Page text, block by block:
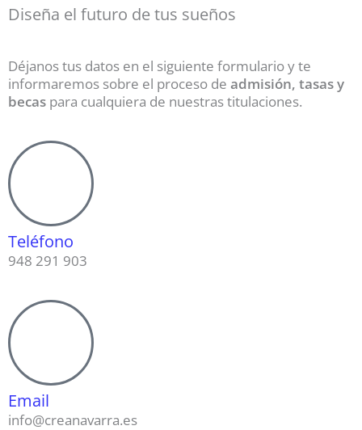
Diseña el futuro de tus sueños
Déjanos tus datos en el siguiente formulario y te
informaremos sobre el proceso de admisión, tasas y
becas para cualquiera de nuestras titulaciones.
Teléfono
948 291 903
Email
info@creanavarra.es